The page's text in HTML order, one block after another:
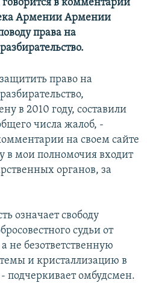
в комментарии
Армении Армении
права на
право на
в 2010 году, составили
числа жалоб, -
на своем сайте
в мои полномочия входит
органов, за
означает свободу
судьи от
не безответственную
и кристаллизацию в
подчеркивает омбудсмен.